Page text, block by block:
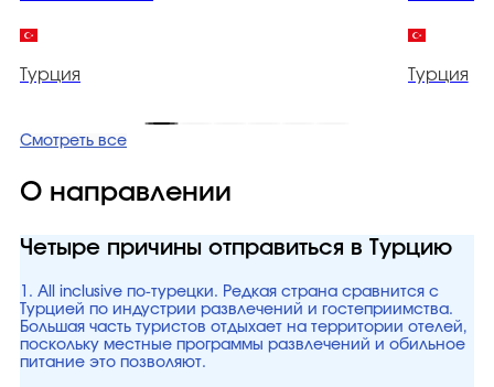
Турция Турция
Смотреть все
О направлении
Четыре причины отправиться в Турцию
1. All inclusive по-турецки. Редкая страна сравнится с
Турцией по индустрии развлечений и гостеприимства.
Большая часть туристов отдыхает на территории отелей,
поскольку местные программы развлечений и обильное
питание это позволяют.